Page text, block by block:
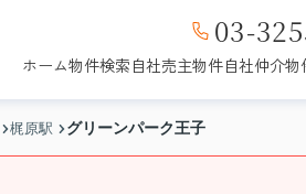
03-
ホーム物件検索 自社売主物件自社仲介物
梶原駅 グリーンパーク王子